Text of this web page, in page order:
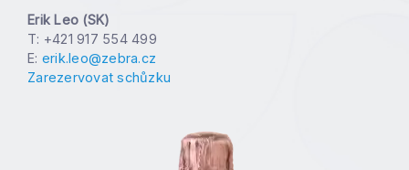
Erik Leo (SK)
T: +421 917 554 499
E: erik.leo@zebra.cz
Zarezervovat schůzku